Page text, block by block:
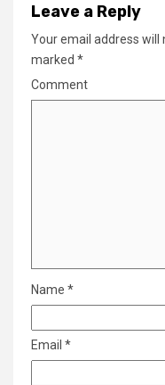
Leave a Reply
Your email address will
marked *
Comment
Name *
Email *